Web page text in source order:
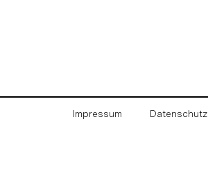
Impressum Datenschutz